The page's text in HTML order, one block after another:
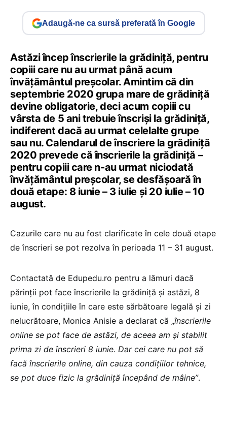
Adaugă-ne ca sursă preferată în Google
Astăzi încep înscrierile la grădiniță, pentru
copiii care nu au urmat până acum
învățământul preșcolar. Amintim că din
septembrie 2020 grupa mare de grădiniță
devine obligatorie, deci acum copiii cu
vârsta de 5 ani trebuie înscriși la grădiniță,
indiferent dacă au urmat celelalte grupe
sau nu. Calendarul de înscriere la grădiniță
2020 prevede că înscrierile la grădiniță –
pentru copiii care n-au urmat niciodată
învățământul preșcolar, se desfășoară în
două etape: 8 iunie – 3 iulie și 20 iulie – 10
august.
Cazurile care nu au fost clarificate în cele două etape
de înscrieri se pot rezolva în perioada 11 – 31 august.
Contactată de Edupedu.ro pentru a lămuri dacă
părinții pot face înscrierile la grădiniță și astăzi, 8
iunie, în condițiile în care este sărbătoare legală și zi
nelucrătoare, Monica Anisie a declarat că „înscrierile
online se pot face de astăzi, de aceea am și stabilit
prima zi de înscrieri 8 iunie. Dar cei care nu pot să
facă înscrierile online, din cauza condițiilor tehnice,
se pot duce fizic la grădiniță începând de mâine”.